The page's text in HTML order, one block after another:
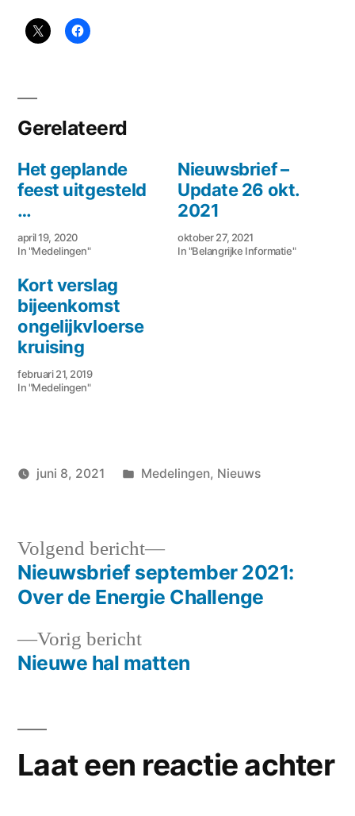
Gerelateerd
Het geplande
feest uitgesteld
…
april 19, 2020
In "Medelingen"
Nieuwsbrief –
Update 26 okt.
2021
oktober 27, 2021
In "Belangrijke Informatie"
Kort verslag
bijeenkomst
ongelijkvloerse
kruising
februari 21, 2019
In "Medelingen"
juni 8, 2021
Geplaatst
Medelingen, Nieuws
Berichtnavigatie
Vorig berichtVorig
bericht:
Nieuwe hal matten
Volgend bericht
Volgend
bericht:
Nieuwsbrief september 2021:
Over de Energie Challenge
Laat een reactie achter